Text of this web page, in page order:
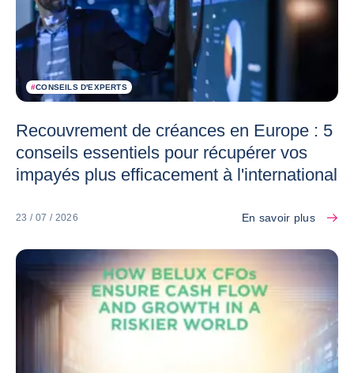
#CONSEILS D'EXPERTS
Recouvrement de créances en Europe : 5
conseils essentiels pour récupérer vos
impayés plus efficacement à l'international
23 / 07 / 2026 En savoir plus